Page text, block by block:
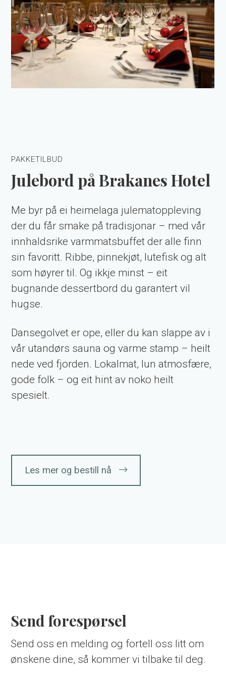
PAKKETILBUD
Julebord på Brakanes Hotel
Me byr på ei heimelaga julematoppleving
der du får smake på tradisjonar – med vår
innhaldsrike varmmatsbuffet der alle finn
sin favoritt. Ribbe, pinnekjøt, lutefisk og alt
som høyrer til. Og ikkje minst – eit
bugnande dessertbord du garantert vil
hugse.
Dansegolvet er ope, eller du kan slappe av i
vår utandørs sauna og varme stamp – heilt
nede ved fjorden. Lokalmat, lun atmosfære,
gode folk – og eit hint av noko heilt
spesielt.
Les mer og bestill nå
Send forespørsel
Send oss en melding og fortell oss litt om
ønskene dine, så kommer vi tilbake til deg.